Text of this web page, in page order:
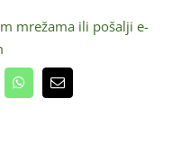
mrežama ili pošalji e-
WhatsAppEmail: